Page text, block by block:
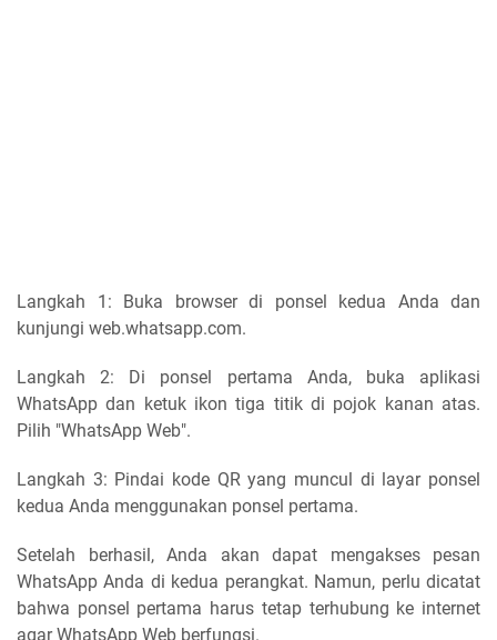
Langkah 1: Buka browser di ponsel kedua Anda dan
kunjungi web.whatsapp.com.
Langkah 2: Di ponsel pertama Anda, buka aplikasi
WhatsApp dan ketuk ikon tiga titik di pojok kanan atas.
Pilih "WhatsApp Web".
Langkah 3: Pindai kode QR yang muncul di layar ponsel
kedua Anda menggunakan ponsel pertama.
Setelah berhasil, Anda akan dapat mengakses pesan
WhatsApp Anda di kedua perangkat. Namun, perlu dicatat
bahwa ponsel pertama harus tetap terhubung ke internet
agar WhatsApp Web berfungsi.